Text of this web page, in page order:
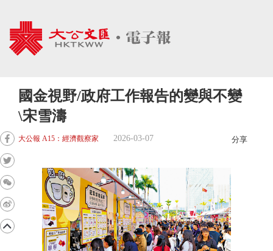
國金視野/政府工作報告的變與不變
\宋雪濤
大公報 A15：經濟觀察家 2026-03-07 分享